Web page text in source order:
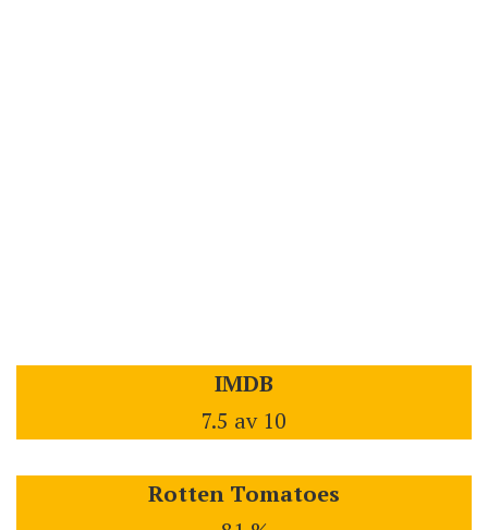
IMDB
7.5 av 10
Rotten Tomatoes